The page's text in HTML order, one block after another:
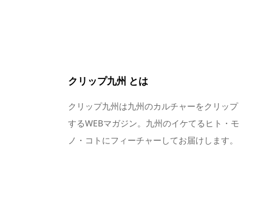
クリップ九州 とは
クリップ九州は九州のカルチャーをクリップ
するWEBマガジン。九州のイケてるヒト・モ
ノ・コトにフィーチャーしてお届けします。